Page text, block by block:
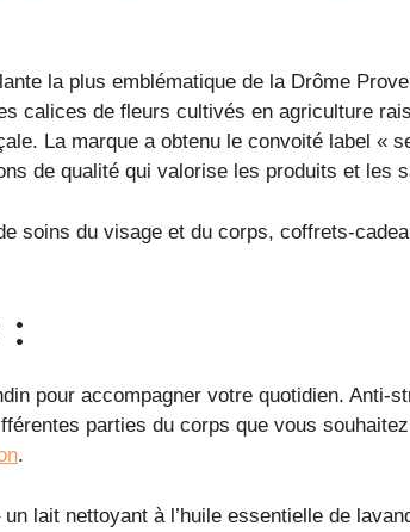
la plus emblématique de la Drôme
calices de fleurs cultivés en agriculture
La marque a obtenu le convoité label «
de qualité qui valorise les produits et les
soins du visage et du corps, coffrets-
:
pour accompagner votre quotidien. Anti-
parties du corps que vous
.
lait nettoyant à l’huile essentielle de